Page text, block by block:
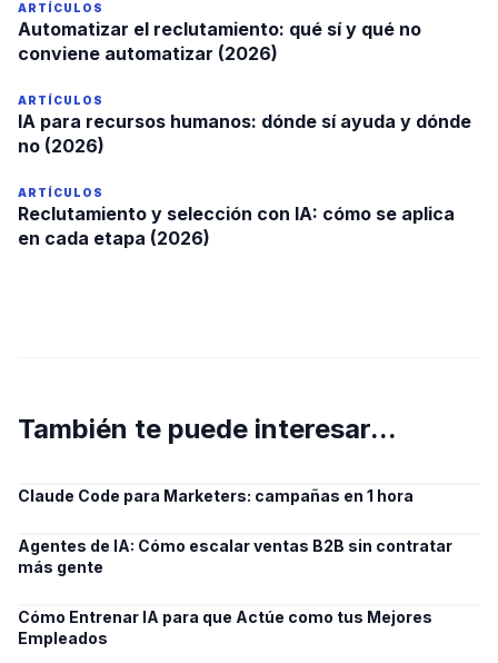
ARTÍCULOS
Automatizar el reclutamiento: qué sí y qué no
conviene automatizar (2026)
ARTÍCULOS
IA para recursos humanos: dónde sí ayuda y dónde
no (2026)
ARTÍCULOS
Reclutamiento y selección con IA: cómo se aplica
en cada etapa (2026)
También te puede interesar...
Claude Code para Marketers: campañas en 1 hora
Agentes de IA: Cómo escalar ventas B2B sin contratar
más gente
Cómo Entrenar IA para que Actúe como tus Mejores
Empleados